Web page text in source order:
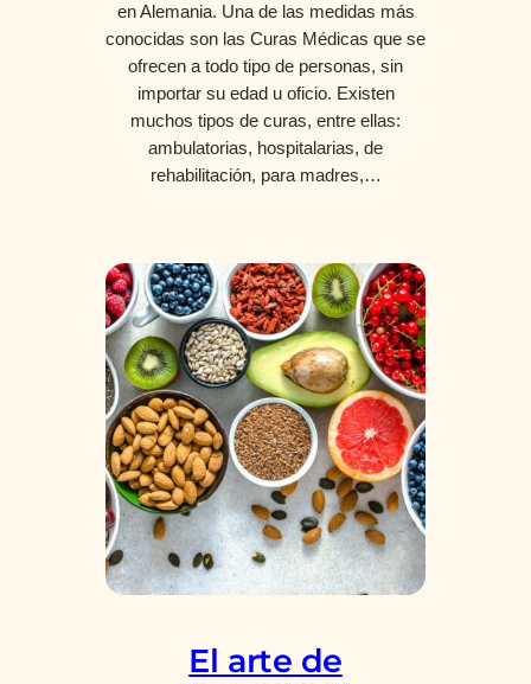
en Alemania. Una de las medidas más
conocidas son las Curas Médicas que se
ofrecen a todo tipo de personas, sin
importar su edad u oficio. Existen
muchos tipos de curas, entre ellas:
ambulatorias, hospitalarias, de
rehabilitación, para madres,…
El arte de